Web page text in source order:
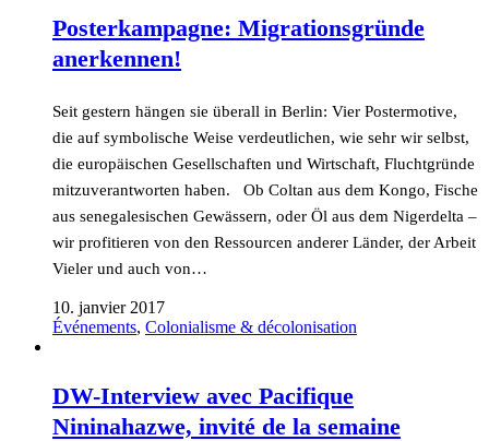
Posterkampagne: Migrationsgründe
anerkennen!
Seit gestern hängen sie überall in Berlin: Vier Postermotive,
die auf symbolische Weise verdeutlichen, wie sehr wir selbst,
die europäischen Gesellschaften und Wirtschaft, Fluchtgründe
mitzuverantworten haben. Ob Coltan aus dem Kongo, Fische
aus senegalesischen Gewässern, oder Öl aus dem Nigerdelta –
wir profitieren von den Ressourcen anderer Länder, der Arbeit
Vieler und auch von…
10. janvier 2017
Événements, Colonialisme & décolonisation
DW-Interview avec Pacifique
Nininahazwe, invité de la semaine